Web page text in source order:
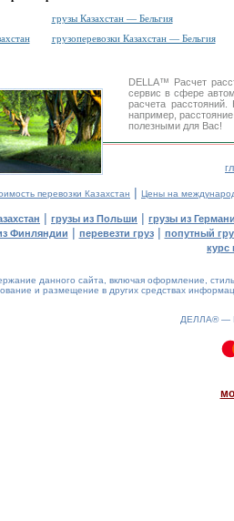
грузы Казахстан — Бельгия
грузоперевозки Казахстан — Бельгия
DELLA™ Расчет
сервис в сфере
расчета
например,
полезными для Вас!
перевозки Казахстан | Цены на
| грузы из Польши | грузы из
Финляндии | перевезти груз| попутный
курс
данного сайта, включая оформление,
и размещение в других средствах
ДЕЛЛА® —